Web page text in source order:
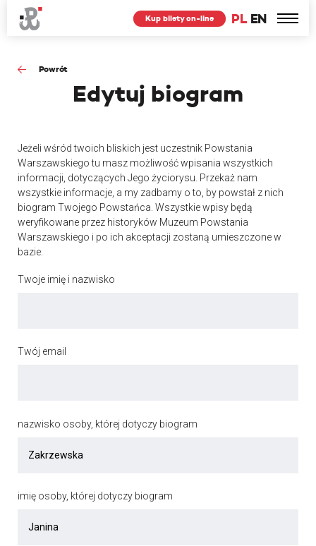
PL EN
Kup bilety on-line
Powrót
Edytuj biogram
Jeżeli wśród twoich bliskich jest uczestnik Powstania
Warszawskiego tu masz możliwość wpisania wszystkich
informacji, dotyczących Jego życiorysu. Przekaż nam
wszystkie informacje, a my zadbamy o to, by powstał z nich
biogram Twojego Powstańca. Wszystkie wpisy będą
weryfikowane przez historyków Muzeum Powstania
Warszawskiego i po ich akceptacji zostaną umieszczone w
bazie.
Twoje imię i nazwisko
Twój email
nazwisko osoby, której dotyczy biogram
imię osoby, której dotyczy biogram